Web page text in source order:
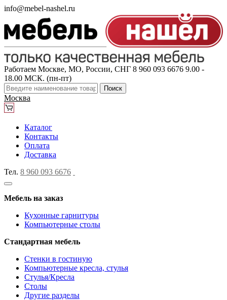
info@mebel-nashel.ru
Работаем Москве, МО, России, СНГ 8 960 093 6676 9.00 -
18.00 МСК. (пн-пт)
Поиск
Москва
Каталог
Контакты
Оплата
Доставка
Тел. 8 960 093 6676
Мебель на заказ
Кухонные гарнитуры
Компьютерные столы
Стандартная мебель
Стенки в гостиную
Компьютерные кресла, стулья
Стулья/Кресла
Столы
Другие разделы